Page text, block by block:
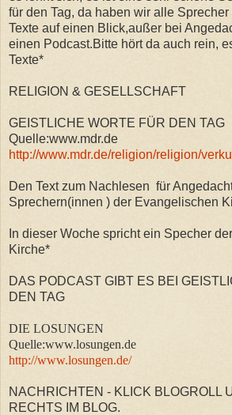
für den Tag, da haben wir alle
Texte auf einen Blick,außer bei
einen Podcast.Bitte hört da auch rein,
Texte*
RELIGION & GESELLSCHAFT
GEISTLICHE WORTE FÜR DEN TAG
Quelle:www.mdr.de
http://www.mdr.de/religion/religion/
Den Text zum Nachlesen für
Sprechern(innen ) der Evangelischen
In dieser Woche spricht ein Specher
Kirche*
DAS PODCAST GIBT ES BEI
DEN TAG
DIE LOSUNGEN
Quelle:www.losungen.de
http://www.losungen.de/
NACHRICHTEN - KLICK BLOGROLL
RECHTS IM BLOG.